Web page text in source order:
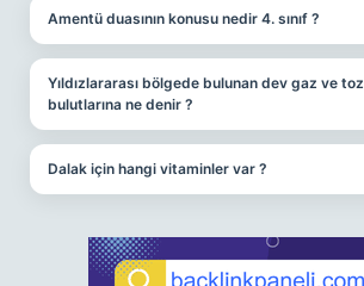
Amentü duasının konusu nedir 4. sınıf ?
Yıldızlararası bölgede bulunan dev gaz ve toz
bulutlarına ne denir ?
Dalak için hangi vitaminler var ?